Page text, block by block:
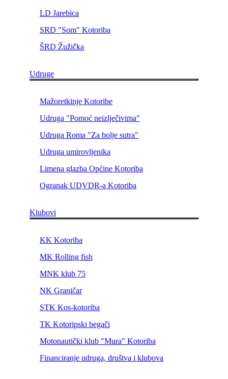
LD Jarebica
SRD "Som" Kotoriba
ŠRD Žužička
Udruge
Mažoretkinje Kotoribe
Udruga "Pomoć neizlječivima"
Udruga Roma "Za bolje sutra"
Udruga umirovljenika
Limena glazba Općine Kotoriba
Ogranak UDVDR-a Kotoriba
Klubovi
KK Kotoriba
MK Rolling fish
MNK klub 75
NK Graničar
STK Kos-kotoriba
TK Kotoripski begači
Motonautički klub "Mura" Kotoriba
Financiranje udruga, društva i klubova